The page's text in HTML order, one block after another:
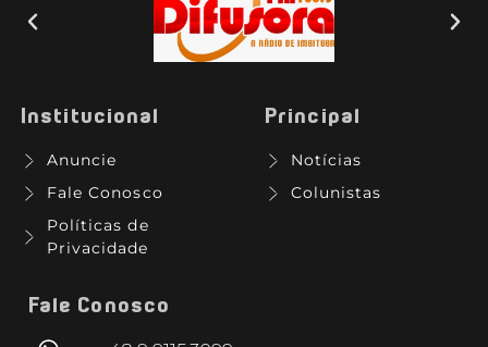
Institucional
Anuncie
Fale Conosco
Políticas de
Privacidade
Principal
Notícias
Colunistas
Fale Conosco